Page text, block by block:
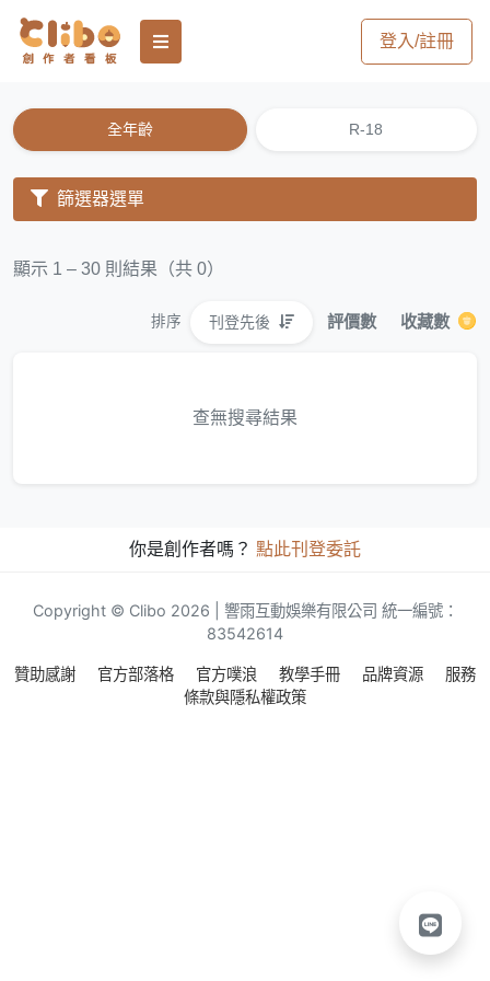
登入/註冊
全年齡 R-18
篩選器選單
顯示 1 – 30 則結果（共 0）
排序 刊登先後 評價數 收藏數
查無搜尋結果
你是創作者嗎？ 點此刊登委託
Copyright © Clibo 2026 | 響雨互動娛樂有限公司 統一編號：
83542614
贊助感謝 官方部落格 官方噗浪 教學手冊 品牌資源
服務
條款與隱私權政策